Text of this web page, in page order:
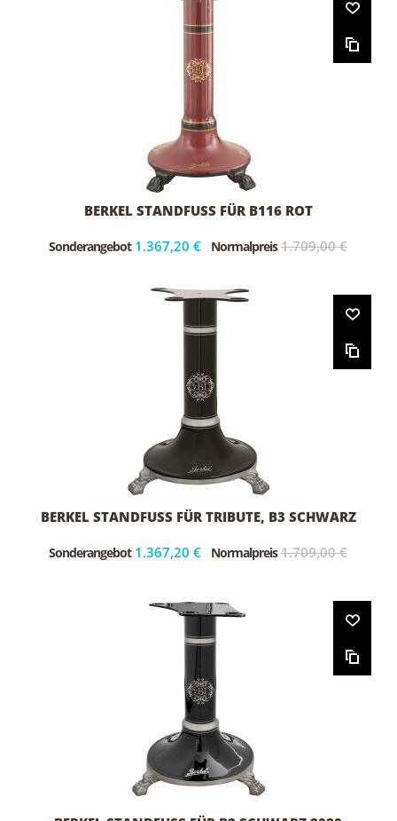
BERKEL STANDFUSS FÜR B116 ROT
Sonderangebot 1.367,20 € Normalpreis 1.709,00 €
BERKEL STANDFUSS FÜR TRIBUTE, B3 SCHWARZ
Sonderangebot 1.367,20 € Normalpreis 1.709,00 €